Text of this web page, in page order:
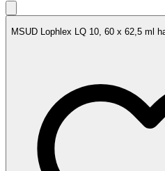
MSUD Lophlex LQ 10, 60 x 62,5 ml